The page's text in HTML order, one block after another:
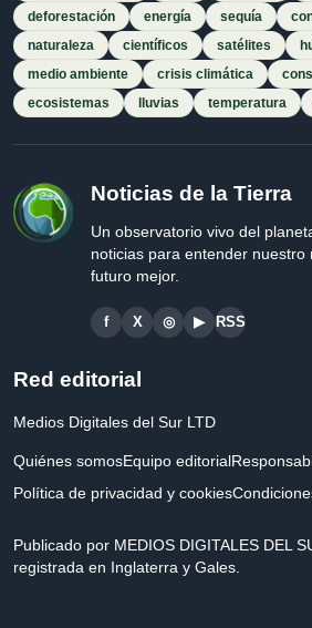
deforestación
energía sequía
naturaleza
científicos satélites
medio ambiente
crisis climática
ecosistemas
lluvias temperatura
Noticias de la Tierra
Un observatorio vivo del
noticias para entender nuestro
futuro mejor.
f X ◎ ▶ RSS
Red editorial
Medios Digitales del Sur LTD
Quiénes somosEquipo editorial
Política de privacidad y cookies
Publicado por MEDIOS DIGITALES DEL
registrada en Inglaterra y Gales.